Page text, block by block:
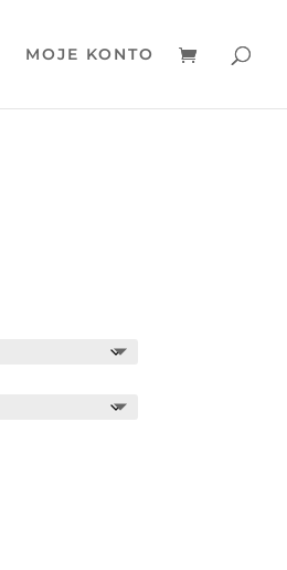
MOJE KONTO